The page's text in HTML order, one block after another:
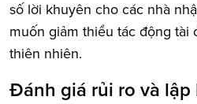
số lời khuyên cho các nhà
muốn giảm thiểu tác động tài
thiên nhiên.
Đánh giá rủi ro và lập